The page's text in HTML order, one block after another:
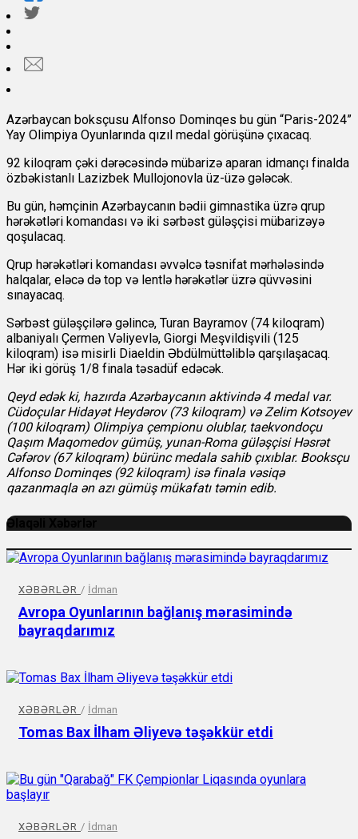
Azərbaycan boksçusu Alfonso Dominqes bu gün “Paris-2024”
Yay Olimpiya Oyunlarında qızıl medal görüşünə çıxacaq.
92 kiloqram çəki dərəcəsində mübarizə aparan idmançı finalda
özbəkistanlı Lazizbek Mullojonovla üz-üzə gələcək.
Bu gün, həmçinin Azərbaycanın bədii gimnastika üzrə qrup
hərəkətləri komandası və iki sərbəst güləşçisi mübarizəyə
qoşulacaq.
Qrup hərəkətləri komandası əvvəlcə təsnifat mərhələsində
halqalar, eləcə də top və lentlə hərəkətlər üzrə qüvvəsini
sınayacaq.
Sərbəst güləşçilərə gəlincə, Turan Bayramov (74 kiloqram)
albaniyalı Çermen Vəliyevlə, Giorgi Meşvildişvili (125
kiloqram) isə misirli Diaeldin Əbdülmüttəliblə qarşılaşacaq.
Hər iki görüş 1/8 finala təsadüf edəcək.
Qeyd edək ki, hazırda Azərbaycanın aktivində 4 medal var.
Cüdoçular Hidayət Heydərov (73 kiloqram) və Zelim Kotsoyev
(100 kiloqram) Olimpiya çempionu olublar, taekvondoçu
Qaşım Maqomedov gümüş, yunan-Roma güləşçisi Həsrət
Cəfərov (67 kiloqram) bürünc medala sahib çıxıblar. Booksçu
Alfonso Dominqes (92 kiloqram) isə finala vəsiqə
qazanmaqla ən azı gümüş mükafatı təmin edib.
Əlaqəli Xəbərlər
XƏBƏRLƏR / İdman
Avropa Oyunlarının bağlanış mərasimində
bayraqdarımız
XƏBƏRLƏR / İdman
Tomas Bax İlham Əliyevə təşəkkür etdi
XƏBƏRLƏR / İdman